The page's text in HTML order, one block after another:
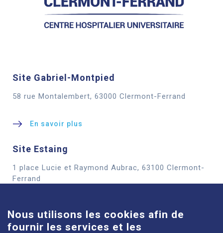
Site Gabriel-Montpied
58 rue Montalembert, 63000 Clermont-Ferrand
En savoir plus
Site Estaing
1 place Lucie et Raymond Aubrac, 63100 Clermont-
Ferrand
Nous utilisons les cookies afin de
fournir les services et les